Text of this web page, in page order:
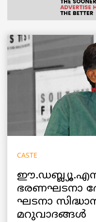
CASTE
ഭരണഘടനാ
ഘടനാ
മറുവാദങ്ങൾ